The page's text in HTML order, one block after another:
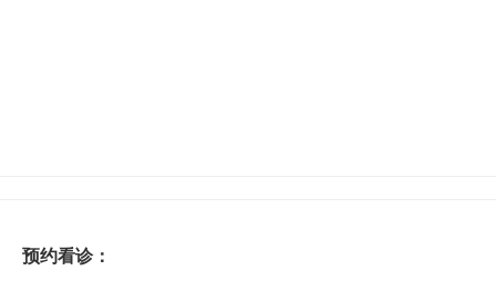
预约看诊：